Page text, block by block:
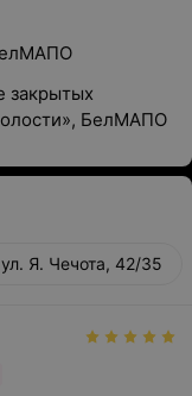
закрытых
БелМАПО
Я. Чечота, 42/35